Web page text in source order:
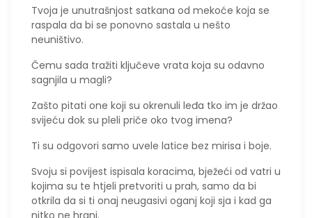
Tvoja je unutrašnjost satkana od mekoće koja se
raspala da bi se ponovno sastala u nešto
neuništivo.
​Čemu sada tražiti ključeve vrata koja su odavno
sagnjila u magli?
Zašto pitati one koji su okrenuli leđa tko im je držao
svijeću dok su pleli priče oko tvog imena?
Ti su odgovori samo uvele latice bez mirisa i boje.
​Svoju si povijest ispisala koracima, bježeći od vatri u
kojima su te htjeli pretvoriti u prah, samo da bi
otkrila da si ti onaj neugasivi oganj koji sja i kad ga
nitko ne hrani.